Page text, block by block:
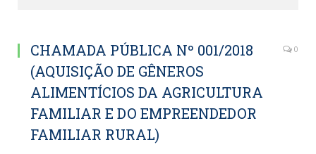
CHAMADA PÚBLICA Nº 001/2018
(AQUISIÇÃO DE GÊNEROS
ALIMENTÍCIOS DA AGRICULTURA
FAMILIAR E DO EMPREENDEDOR
FAMILIAR RURAL)
0